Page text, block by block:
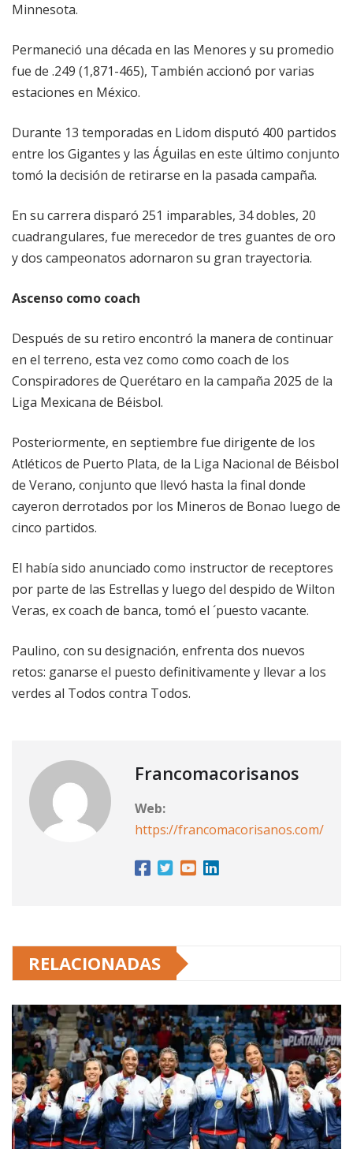
Minnesota.
Permaneció una década en las Menores y su promedio
fue de .249 (1,871-465), También accionó por varias
estaciones en México.
Durante 13 temporadas en Lidom disputó 400 partidos
entre los Gigantes y las Águilas en este último conjunto
tomó la decisión de retirarse en la pasada campaña.
En su carrera disparó 251 imparables, 34 dobles, 20
cuadrangulares, fue merecedor de tres guantes de oro
y dos campeonatos adornaron su gran trayectoria.
Ascenso como coach
Después de su retiro encontró la manera de continuar
en el terreno, esta vez como como coach de los
Conspiradores de Querétaro en la campaña 2025 de la
Liga Mexicana de Béisbol.
Posteriormente, en septiembre fue dirigente de los
Atléticos de Puerto Plata, de la Liga Nacional de Béisbol
de Verano, conjunto que llevó hasta la final donde
cayeron derrotados por los Mineros de Bonao luego de
cinco partidos.
El había sido anunciado como instructor de receptores
por parte de las Estrellas y luego del despido de Wilton
Veras, ex coach de banca, tomó el ´puesto vacante.
Paulino, con su designación, enfrenta dos nuevos
retos: ganarse el puesto definitivamente y llevar a los
verdes al Todos contra Todos.
Francomacorisanos
Web:
https://francomacorisanos.com/
RELACIONADAS